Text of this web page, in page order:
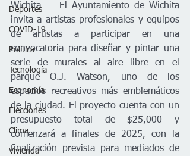
Deportes
COVID-19
Política
Tecnología
Economía
Elecciones
Clima
Vivienda
Wichita — El Ayuntamiento de Wichita
invita a artistas profesionales y equipos
de artistas a participar en una
convocatoria para diseñar y pintar una
serie de murales al aire libre en el
parque O.J. Watson, uno de los
espacios recreativos más emblemáticos
de la ciudad. El proyecto cuenta con un
presupuesto total de $25,000 y
comenzará a finales de 2025, con la
finalización prevista para mediados de